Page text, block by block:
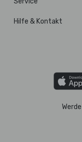
Hilfe & Kontakt